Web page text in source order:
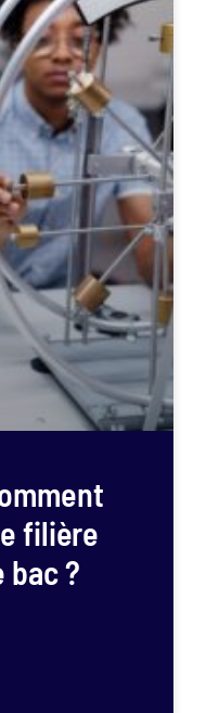
filière
bac ?